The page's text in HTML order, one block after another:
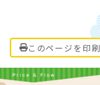
このページを印刷